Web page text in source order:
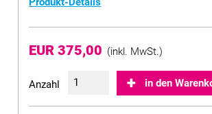
EUR 375,00 (inkl. MwSt.)
Anzahl in den